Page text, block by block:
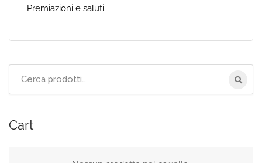
Premiazioni e saluti.
Cart